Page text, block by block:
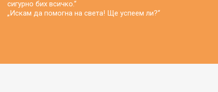
сигурно бих всичко.“
„Искам да помогна на света! Ще успеем ли?“